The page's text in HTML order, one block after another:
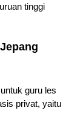
tinggi
guru les
privat, yaitu